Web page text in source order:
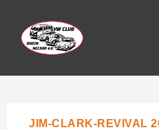
JIM-CLARK-REVIVAL